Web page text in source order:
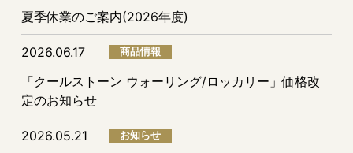
夏季休業のご案内(2026年度)
2026.06.17 商品情報
「クールストーン ウォーリング/ロッカリー」価格改
定のお知らせ
2026.05.21 お知らせ